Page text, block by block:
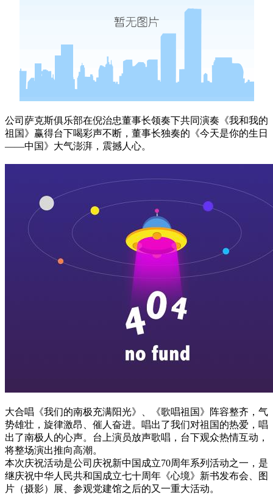
公司萨克斯俱乐部在倪治忠董事长领奏下共同演奏《我和我的
祖国》赢得台下喝彩声不断，董事长独奏的《今天是你的生日
——中国》大气澎湃，震撼人心。
大合唱《我们的南极充满阳光》、《歌唱祖国》阵容整齐，气
势雄壮，旋律激昂、催人奋进。唱出了我们对祖国的热爱，唱
出了南极人的心声。台上演员放声歌唱，台下观众热情互动，
将整场演出推向高潮。
本次庆祝活动是公司庆祝新中国成立70周年系列活动之一，是
继庆祝中华人民共和国成立七十周年《心境》新书发布会、图
片（摄影）展、参观党建馆之后的又一重大活动。